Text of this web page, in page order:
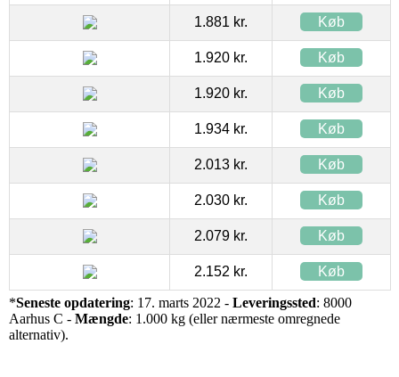
1.881 kr. Køb
1.920 kr. Køb
1.920 kr. Køb
1.934 kr. Køb
2.013 kr. Køb
2.030 kr. Køb
2.079 kr. Køb
2.152 kr. Køb
*Seneste opdatering: 17. marts 2022 - Leveringssted: 8000
Aarhus C - Mængde: 1.000 kg (eller nærmeste omregnede
alternativ).